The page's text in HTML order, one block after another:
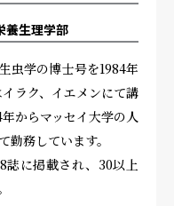
生理学部
虫学の博士号を1984年
ラク、イエメンにて講
からマッセイ大学の人
務しています。
誌に掲載され、30以上